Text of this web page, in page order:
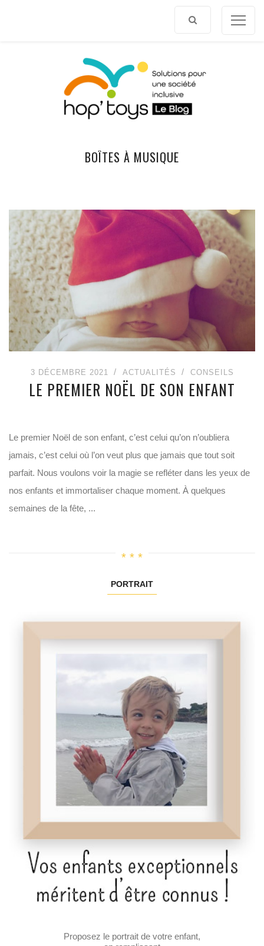
BOÎTES À MUSIQUE
3 DÉCEMBRE 2021 ACTUALITÉS CONSEILS
LE PREMIER NOËL DE SON ENFANT
Le premier Noël de son enfant, c’est celui qu’on n’oubliera
jamais, c’est celui où l’on veut plus que jamais que tout soit
parfait. Nous voulons voir la magie se refléter dans les yeux de
nos enfants et immortaliser chaque moment. À quelques
semaines de la fête, ...
PORTRAIT
Proposez le portrait de votre enfant,